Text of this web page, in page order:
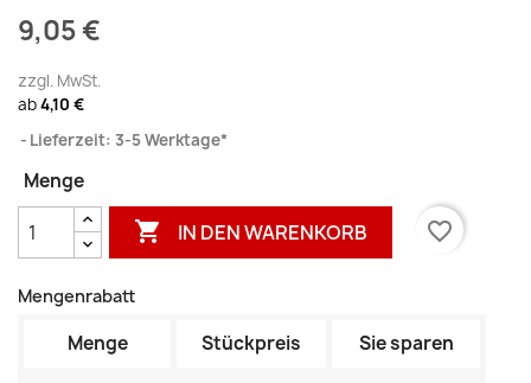
9,05 €
zzgl. MwSt.
ab4,10 €
Lieferzeit: 3-5 Werktage*
Menge
 IN DEN WARENKORB favorite_border
Mengenrabatt
Menge Stückpreis Sie sparen